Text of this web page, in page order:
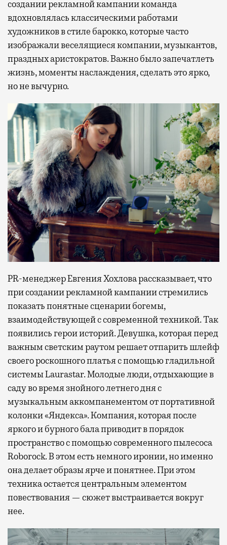
создании рекламной кампании команда
вдохновлялась классическими работами
художников в стиле барокко, которые часто
изображали веселящиеся компании, музыкантов,
праздных аристократов. Важно было запечатлеть
жизнь, моменты наслаждения, сделать это ярко,
но не вычурно.
PR-менеджер Евгения Хохлова рассказывает, что
при создании рекламной кампании стремились
показать понятные сценарии богемы,
взаимодействующей с современной техникой. Так
появились герои историй. Девушка, которая перед
важным светским раутом решает отпарить шлейф
своего роскошного платья с помощью гладильной
системы Laurastar. Молодые люди, отдыхающие в
саду во время знойного летнего дня с
музыкальным аккомпанементом от портативной
колонки «Яндекса». Компания, которая после
яркого и бурного бала приводит в порядок
пространство с помощью современного пылесоса
Roborock. В этом есть немного иронии, но именно
она делает образы ярче и понятнее. При этом
техника остается центральным элементом
повествования — сюжет выстраивается вокруг
нее.